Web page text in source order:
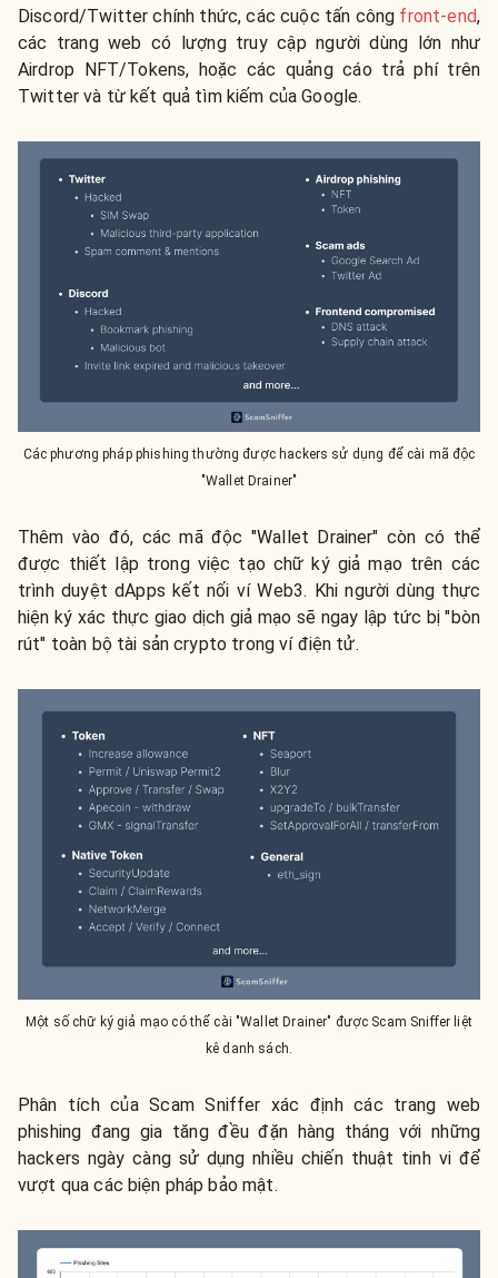
Discord/Twitter chính thức, các cuộc tấn công front-end,
các trang web có lượng truy cập người dùng lớn như
Airdrop NFT/Tokens, hoặc các quảng cáo trả phí trên
Twitter và từ kết quả tìm kiếm của Google.
Các phương pháp phishing thường được hackers sử dụng để cài mã độc
"Wallet Drainer"
Thêm vào đó, các mã độc "Wallet Drainer" còn có thể
được thiết lập trong việc tạo chữ ký giả mạo trên các
trình duyệt dApps kết nối ví Web3. Khi người dùng thực
hiện ký xác thực giao dịch giả mạo sẽ ngay lập tức bị "bòn
rút" toàn bộ tài sản crypto trong ví điện tử.
Một số chữ ký giả mạo có thể cài "Wallet Drainer" được Scam Sniffer liệt
kê danh sách.
Phân tích của Scam Sniffer xác định các trang web
phishing đang gia tăng đều đặn hàng tháng với những
hackers ngày càng sử dụng nhiều chiến thuật tinh vi để
vượt qua các biện pháp bảo mật.